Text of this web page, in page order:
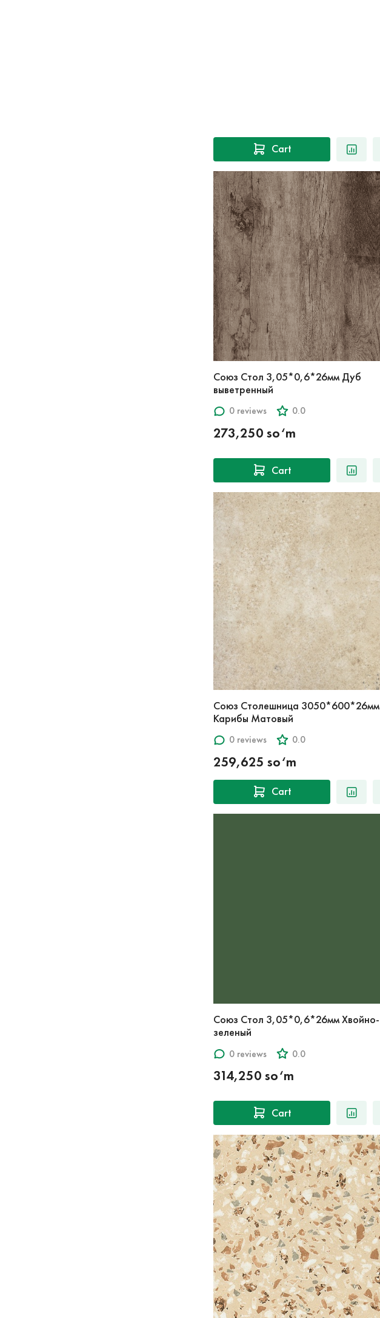
Cart
Союз Стол 3,05*0,6*26мм Дуб
выветренный
0 reviews 0.0
273,250 so‘m
Cart
Союз Столешница 3050*600*26мм
Карибы Матовый
0 reviews 0.0
259,625 so‘m
Cart
Союз Стол 3,05*0,6*26мм Хвойно-
зеленый
0 reviews 0.0
314,250 so‘m
Cart